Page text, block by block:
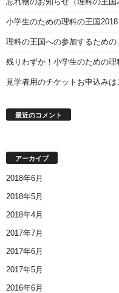
小学生のための理科の王国
理科の王国への参加するための
残りわずか！小学生のための
見学者用のチケットお申込みは
最近のコメント
アーカイブ
2018年6月
2018年5月
2018年4月
2017年7月
2017年6月
2017年5月
2016年6月